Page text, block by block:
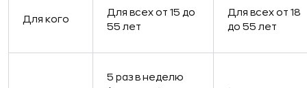
Для кого
Для всех от 15 до
55 лет
Для всех от 18
до 55 лет
5 раз в неделю